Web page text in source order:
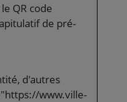
QR code
de pré-
d'autres
www.ville-